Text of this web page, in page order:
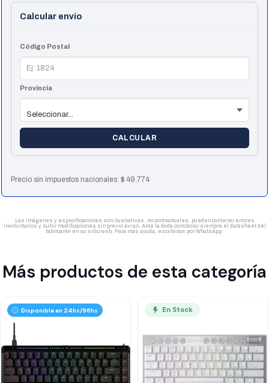
Kailh
Brown
Calcular envío
Código Postal
Provincia
CALCULAR
Precio sin impuestos nacionales:$ 49.774
Las imágenes y especificaciones son ilustrativas, no contractuales, pueden contener errores
involuntarios y sufrir modificaciones sin previo aviso. Ante la duda corroborar siempre el datasheet del
fabricante en su sitio web. Para más ayuda, escribinos por WhatsApp.
Más productos de esta categoría
Disponible en 24hs/96hs En Stock